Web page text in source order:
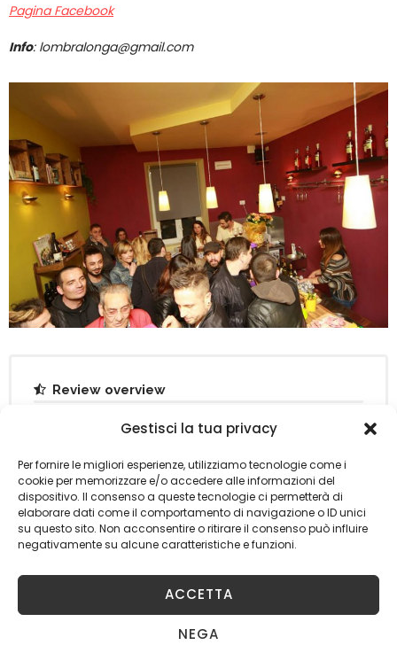
Gestisci la tua privacy
Per fornire le migliori esperienze, utilizziamo tecnologie come i
cookie per memorizzare e/o accedere alle informazioni del
dispositivo. Il consenso a queste tecnologie ci permetterà di
elaborare dati come il comportamento di navigazione o ID unici
su questo sito. Non acconsentire o ritirare il consenso può influire
negativamente su alcune caratteristiche e funzioni.
ACCETTA
NEGA
Pagina Facebook
Info: lombralonga@gmail.com
Review overview
RICCHEZZA DEL BUFFET
PREZZO 8
SCELTA PER BERE 8.5